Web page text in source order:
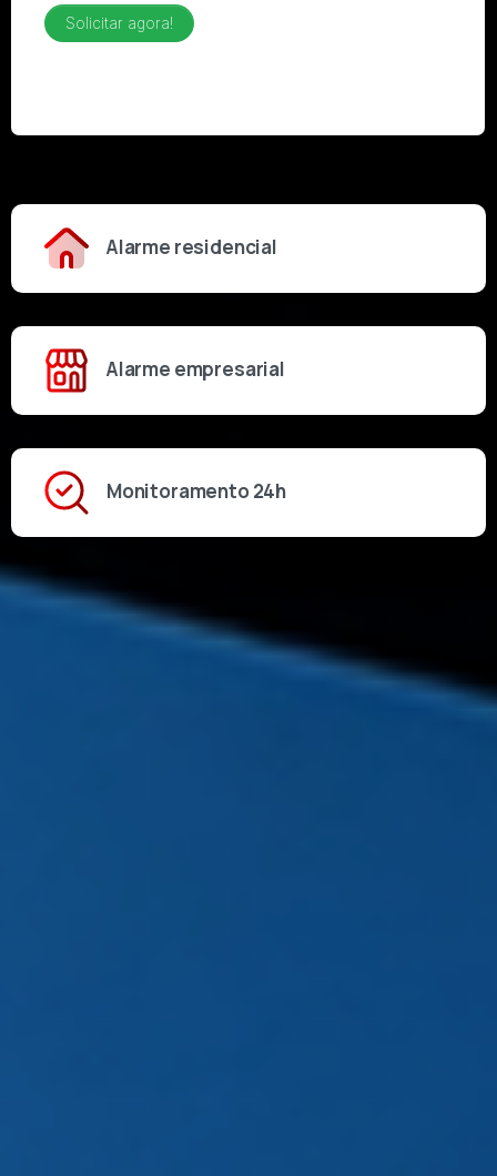
Alarme residencial
Alarme empresarial
Monitoramento 24h